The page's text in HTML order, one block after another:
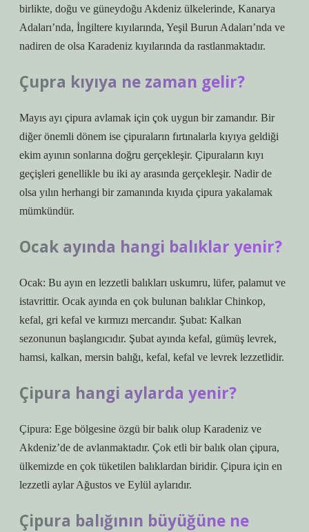
birlikte, doğu ve güneydoğu Akdeniz ülkelerinde, Kanarya
Adaları’nda, İngiltere kıyılarında, Yeşil Burun Adaları’nda ve
nadiren de olsa Karadeniz kıyılarında da rastlanmaktadır.
Çupra kıyıya ne zaman gelir?
Mayıs ayı çipura avlamak için çok uygun bir zamandır. Bir
diğer önemli dönem ise çipuraların fırtınalarla kıyıya geldiği
ekim ayının sonlarına doğru gerçekleşir. Çipuraların kıyı
geçişleri genellikle bu iki ay arasında gerçekleşir. Nadir de
olsa yılın herhangi bir zamanında kıyıda çipura yakalamak
mümkündür.
Ocak ayında hangi balıklar yenir?
Ocak: Bu ayın en lezzetli balıkları uskumru, lüfer, palamut ve
istavrittir. Ocak ayında en çok bulunan balıklar Chinkop,
kefal, gri kefal ve kırmızı mercandır. Şubat: Kalkan
sezonunun başlangıcıdır. Şubat ayında kefal, gümüş levrek,
hamsi, kalkan, mersin balığı, kefal, kefal ve levrek lezzetlidir.
Çipura hangi aylarda yenir?
Çipura: Ege bölgesine özgü bir balık olup Karadeniz ve
Akdeniz’de de avlanmaktadır. Çok etli bir balık olan çipura,
ülkemizde en çok tüketilen balıklardan biridir. Çipura için en
lezzetli aylar Ağustos ve Eylül aylarıdır.
Çipura balığının büyüğüne ne